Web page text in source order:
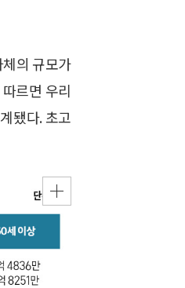
의 규모가
르면 우리
됐다. 초고